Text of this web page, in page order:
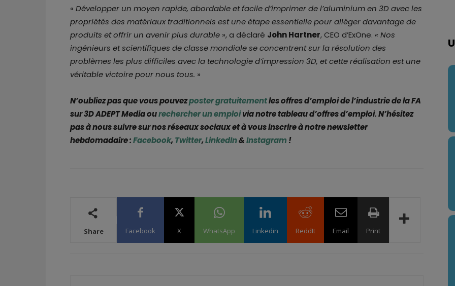
« Développer un moyen rapide, abordable et facile d’imprimer de l’aluminium en 3D avec les
propriétés des matériaux traditionnels est une étape essentielle pour alléger davantage de
produits et offrir un avenir plus durable », a déclaré John Hartner, CEO d’ExOne. « Nos
ingénieurs et scientifiques de classe mondiale se concentrent sur la résolution des
problèmes les plus difficiles avec la technologie d’impression 3D, et cette réalisation est une
véritable victoire pour nous tous. »
N’oubliez pas que vous pouvezposter gratuitementles offres d’emploi de l’industrie de la FA
sur 3D ADEPT Media ourechercher un emploivia notre tableau d’offres d’emploi. N’hésitez
pas à nous suivre sur nos réseaux sociaux et à vous inscrire à notre newsletter
hebdomadaire :Facebook,Twitter,LinkedIn&Instagram !
Share Facebook X WhatsApp Linkedin ReddIt Email Print